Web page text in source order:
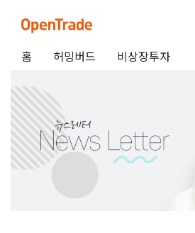
홈 허밍버드 비상장투자